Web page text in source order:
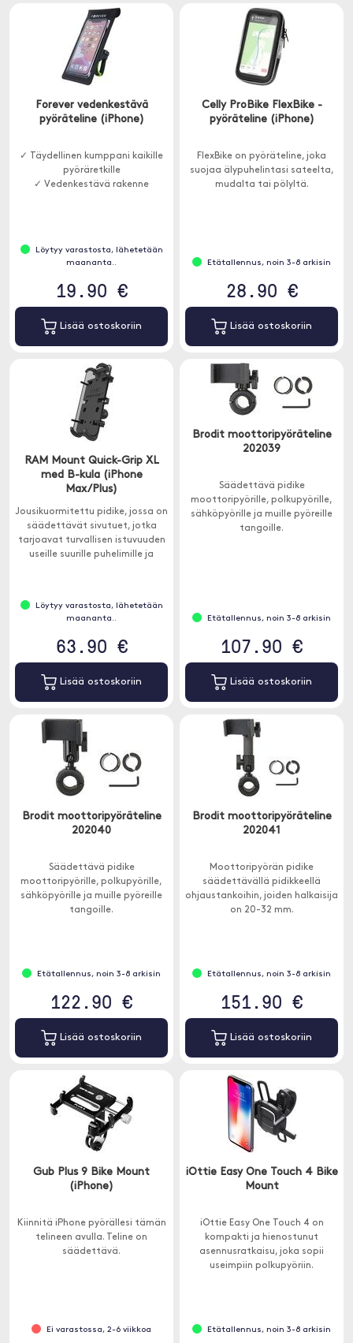
Forever vedenkestävä
pyöräteline (iPhone)
✓ Täydellinen kumppani kaikille
pyöräretkille
✓ Vedenkestävä rakenne
Löytyy varastosta, lähetetään
maananta..
19.90 €
Lisää ostoskoriin
Celly ProBike FlexBike -
pyöräteline (iPhone)
FlexBike on pyöräteline, joka
suojaa älypuhelintasi sateelta,
mudalta tai pölyltä.
Etätallennus, noin 3-8 arkisin
28.90 €
Lisää ostoskoriin
RAM Mount Quick-Grip XL
med B-kula (iPhone
Max/Plus)
Jousikuormitettu pidike, jossa on
säädettävät sivutuet, jotka
tarjoavat turvallisen istuvuuden
useille suurille puhelimille ja
Löytyy varastosta, lähetetään
maananta..
63.90 €
Lisää ostoskoriin
Brodit moottoripyöräteline
202039
Säädettävä pidike
moottoripyörille, polkupyörille,
sähköpyörille ja muille pyöreille
tangoille.
Etätallennus, noin 3-8 arkisin
107.90 €
Lisää ostoskoriin
Brodit moottoripyöräteline
202040
Säädettävä pidike
moottoripyörille, polkupyörille,
sähköpyörille ja muille pyöreille
tangoille.
Etätallennus, noin 3-8 arkisin
122.90 €
Lisää ostoskoriin
Brodit moottoripyöräteline
202041
Moottoripyörän pidike
säädettävällä pidikkeellä
ohjaustankoihin, joiden halkaisija
on 20-32 mm.
Etätallennus, noin 3-8 arkisin
151.90 €
Lisää ostoskoriin
Gub Plus 9 Bike Mount
(iPhone)
Kiinnitä iPhone pyörällesi tämän
telineen avulla. Teline on
säädettävä.
Ei varastossa, 2-6 viikkoa
iOttie Easy One Touch 4 Bike
Mount
iOttie Easy One Touch 4 on
kompakti ja hienostunut
asennusratkaisu, joka sopii
useimpiin polkupyöriin.
Etätallennus, noin 3-8 arkisin